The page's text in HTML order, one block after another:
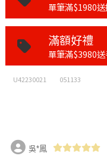
單筆滿$1980
滿額好禮
單筆滿$3980
U42230021 051133
吳*鳳